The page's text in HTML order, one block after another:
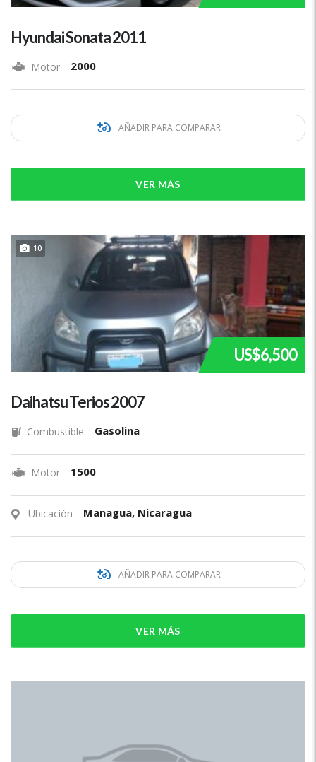
Hyundai Sonata 2011
Motor 2000
AÑADIR PARA COMPARAR
VER MÁS
10
US$6,500
Daihatsu Terios 2007
Combustible Gasolina
Motor 1500
Ubicación Managua, Nicaragua
AÑADIR PARA COMPARAR
VER MÁS